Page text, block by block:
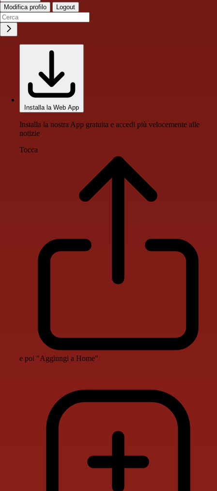
Modifica profilo Logout
Installa la Web App
Installa la nostra App gratuita e accedi più velocemente alle
notizie
Tocca
e poi "Aggiungi a Home"